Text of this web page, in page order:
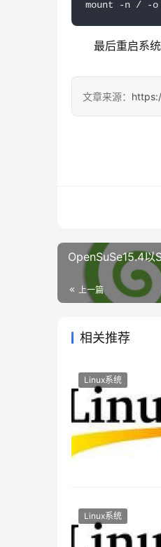
mount -n / -o
最后重启系
文章来源：
OpenSuSe15.4以
上一篇
相关推荐
Linux系统
Linux系统